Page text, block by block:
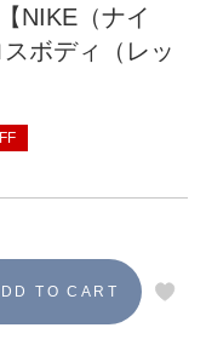
NIKE（ナイ
ボディ（レッ